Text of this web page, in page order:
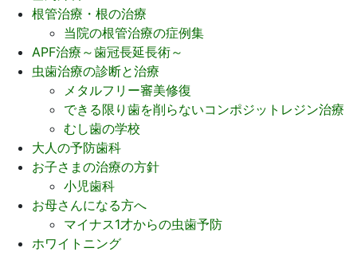
根管治療・根の治療
当院の根管治療の症例集
APF治療～歯冠長延長術～
虫歯治療の診断と治療
メタルフリー審美修復
できる限り歯を削らないコンポジットレジン治療
むし歯の学校
大人の予防歯科
お子さまの治療の方針
小児歯科
お母さんになる方へ
マイナス1才からの虫歯予防
ホワイトニング